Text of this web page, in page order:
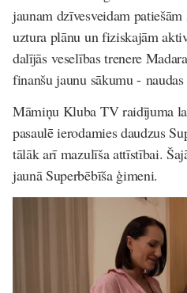
jaunam dzīvesveidam
uztura plānu un fiziskajām
dalījās veselības trenere
finanšu jaunu sākumu -
Māmiņu Kluba TV raidījuma
pasaulē ierodamies daudzus
tālāk arī mazulīša attīstībai.
jaunā Superbēbīša ģimeni.